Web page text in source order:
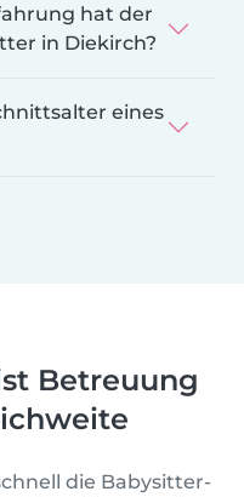
hat der
in Diekirch?
eines
Betreuung
die Babysitter-